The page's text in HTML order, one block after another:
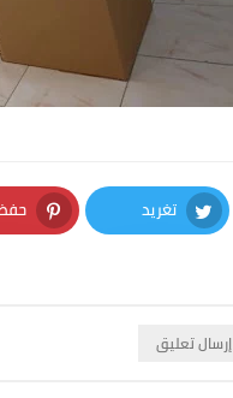
تغريد
Twitter
إرسال تعليق